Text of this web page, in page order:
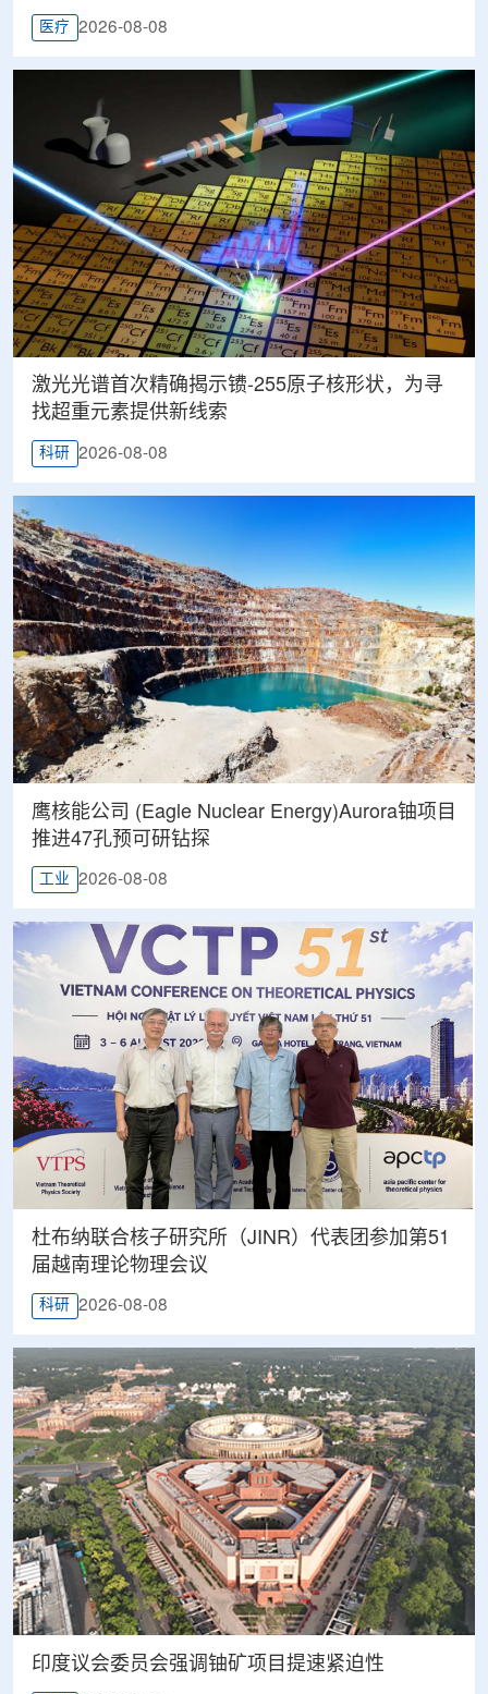
医疗 2026-08-08
激光光谱首次精确揭示镄-255原子核形状，为寻
找超重元素提供新线索
科研 2026-08-08
鹰核能公司 (Eagle Nuclear Energy)Aurora铀项目
推进47孔预可研钻探
工业 2026-08-08
杜布纳联合核子研究所（JINR）代表团参加第51
届越南理论物理会议
科研 2026-08-08
印度议会委员会强调铀矿项目提速紧迫性